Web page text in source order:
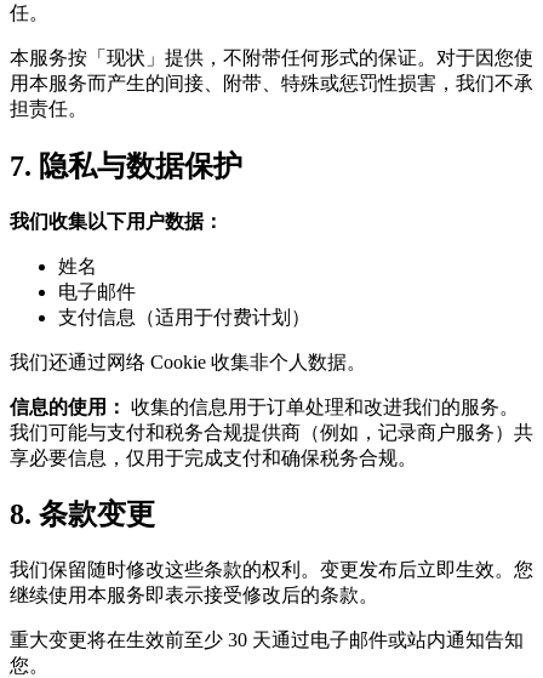
任。
本服务按「现状」提供，不附带任何形式的保证。对于因您使
用本服务而产生的间接、附带、特殊或惩罚性损害，我们不承
担责任。
7. 隐私与数据保护
我们收集以下用户数据：
姓名
电子邮件
支付信息（适用于付费计划）
我们还通过网络 Cookie 收集非个人数据。
信息的使用： 收集的信息用于订单处理和改进我们的服务。
我们可能与支付和税务合规提供商（例如，记录商户服务）共
享必要信息，仅用于完成支付和确保税务合规。
8. 条款变更
我们保留随时修改这些条款的权利。变更发布后立即生效。您
继续使用本服务即表示接受修改后的条款。
重大变更将在生效前至少 30 天通过电子邮件或站内通知告知
您。